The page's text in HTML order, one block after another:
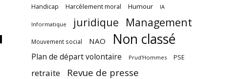
Handicap Harcèlement moral Humour IA
Informatique juridique Management
Mouvement social NAO Non classé
Plan de départ volontaire Prud'Hommes PSE
retraite Revue de presse